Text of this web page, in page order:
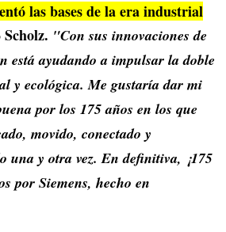
las bases de la era industrial
Scholz. "Con sus innovaciones de
está ayudando a impulsar la doble
y ecológica. Me gustaría dar mi
por los 175 años en los que
movido, conectado y
una y otra vez. En definitiva, ¡175
por Siemens, hecho en